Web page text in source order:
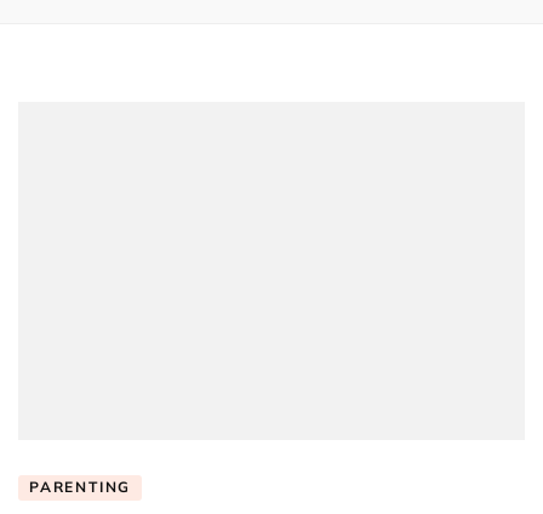
PARENTING